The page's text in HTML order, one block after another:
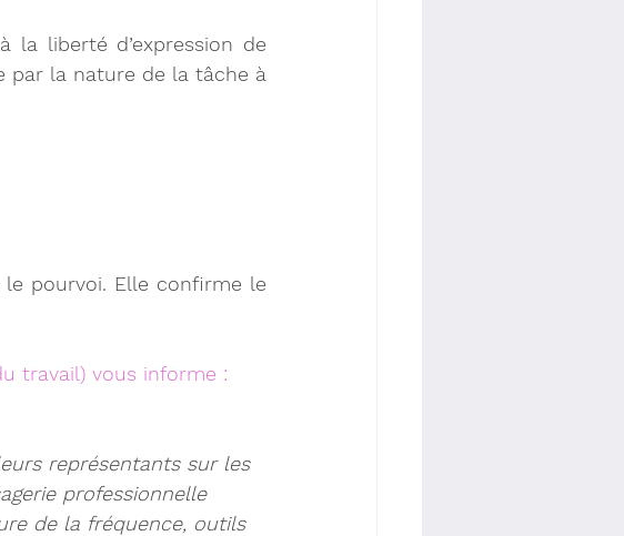
la liberté d’expression de
par la nature de la tâche à
travail) vous informe :
représentants sur les
professionnelle
de la fréquence, outils